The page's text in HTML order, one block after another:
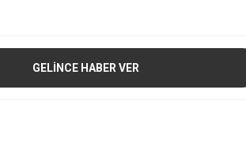
GELİNCE HABER VER